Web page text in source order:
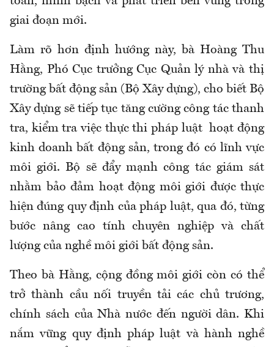
giai đoạn mới.
Làm rõ hơn định hướng này, bà Hoàng Thu
Hằng, Phó Cục trưởng Cục Quản lý nhà và thị
trường bất động sản (Bộ Xây dựng), cho biết Bộ
Xây dựng sẽ tiếp tục tăng cường công tác thanh
tra, kiểm tra việc thực thi pháp luật hoạt động
kinh doanh bất động sản, trong đó có lĩnh vực
môi giới. Bộ sẽ đẩy mạnh công tác giám sát
nhằm bảo đảm hoạt động môi giới được thực
hiện đúng quy định của pháp luật, qua đó, từng
bước nâng cao tính chuyên nghiệp và chất
lượng của nghề môi giới bất động sản.
Theo bà Hằng, cộng đồng môi giới còn có thể
trở thành cầu nối truyền tải các chủ trương,
chính sách của Nhà nước đến người dân. Khi
nắm vững quy định pháp luật và hành nghề